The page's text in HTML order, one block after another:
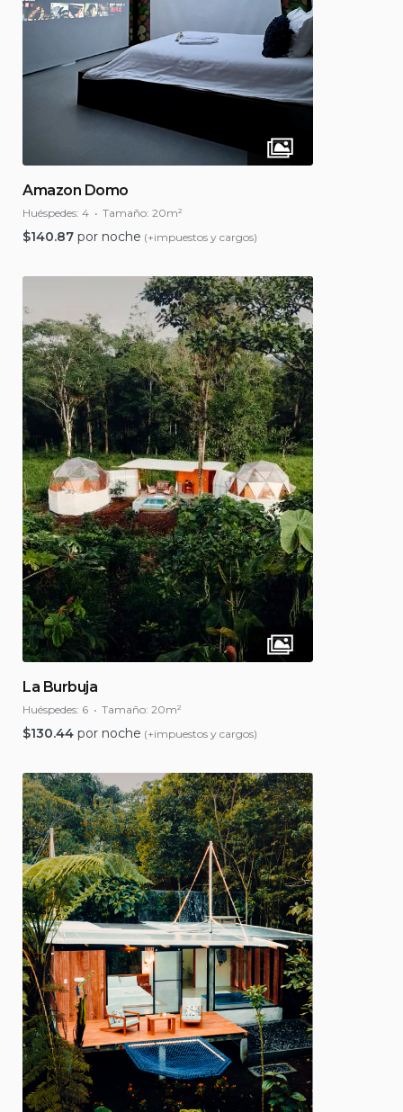
Amazon Domo
Huéspedes: 4 Tamaño: 20m²
$140.87 por noche (+impuestos y cargos)
La Burbuja
Huéspedes: 6 Tamaño: 20m²
$130.44 por noche (+impuestos y cargos)